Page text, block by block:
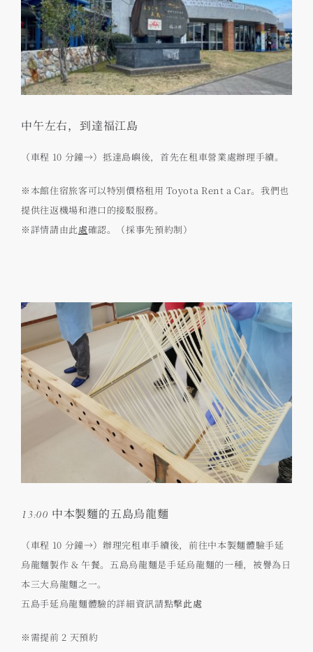
中午左右，到達福江島
（車程 10 分鐘→）抵達島嶼後，首先在租車營業處辦理手續。
※本館住宿旅客可以特別價格租用 Toyota Rent a Car。我們也
提供往返機場和港口的接駁服務。
※詳情請由此處確認。（採事先預約制）
13:00 中本製麵的五島烏龍麵
（車程 10 分鐘→）辦理完租車手續後，前往中本製麵體驗手延
烏龍麵製作 & 午餐。五島烏龍麵是手延烏龍麵的一種，被譽為日
本三大烏龍麵之一。
五島手延烏龍麵體驗的詳細資訊請點擊此處
※需提前 2 天預約